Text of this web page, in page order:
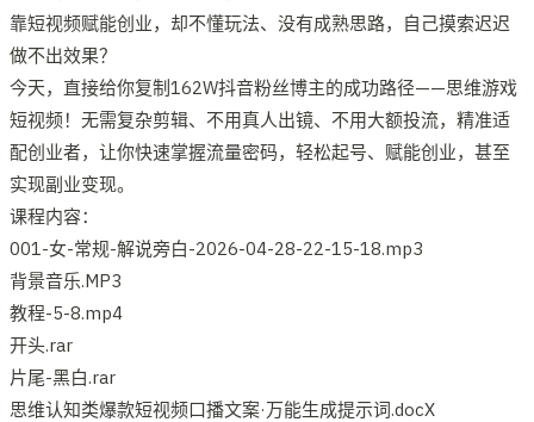
靠短视频赋能创业，却不懂玩法、没有成熟思路，自己摸索迟迟
做不出效果？
今天，直接给你复制162W抖音粉丝博主的成功路径——思维游戏
短视频！无需复杂剪辑、不用真人出镜、不用大额投流，精准适
配创业者，让你快速掌握流量密码，轻松起号、赋能创业，甚至
实现副业变现。
课程内容：
001-女-常规-解说旁白-2026-04-28-22-15-18.mp3
背景音乐.MP3
教程-5-8.mp4
开头.rar
片尾-黑白.rar
思维认知类爆款短视频口播文案·万能生成提示词.docX